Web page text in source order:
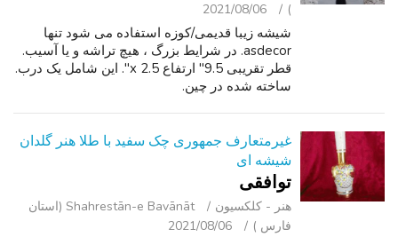
)
2021/08/06
شیشه زیبا قدیمی/کوزه استفاده می شود تنها
asdecor. در شرایط بزرگ ، هیچ تراشه و یا آسیب.
قطر تقریبی 9.5" ارتفاع x 2.5". این شامل یک درب.
ساخته شده در چین.
غیرمتعارف جمهوری چک سفید با طلا هنر گلدان
شیشه ای
توافقی
هنر - کلکسیون
Shahrestān-e Bavānāt (استان
فارس )
2021/08/06